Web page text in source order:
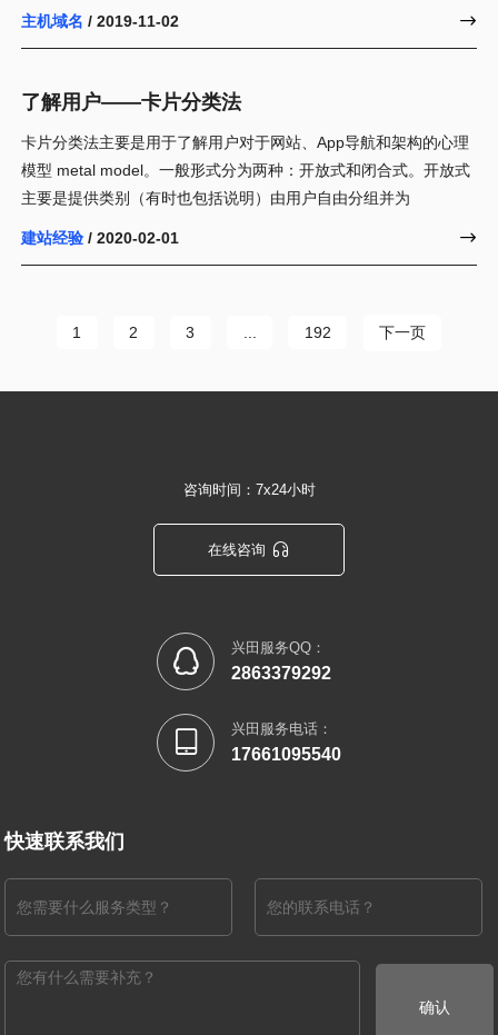
主机域名 / 2019-11-02 
了解用户——卡片分类法
卡片分类法主要是用于了解用户对于网站、App导航和架构的心理
模型 metal model。一般形式分为两种：开放式和闭合式。开放式
主要是提供类别（有时也包括说明）由用户自由分组并为
建站经验/ 2020-02-01 
1 2 3 ... 192 下一页
咨询时间：7x24小时
在线咨询 
 兴田服务QQ：
2863379292
 兴田服务电话：
17661095540
快速联系我们
确认